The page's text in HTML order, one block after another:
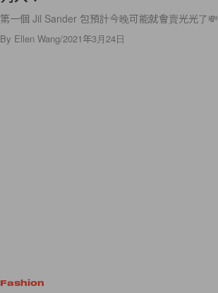
第一個 Jil Sander 包預計今晚可能就會賣光光了💸
By Ellen Wang/2021年3月24日
Fashion